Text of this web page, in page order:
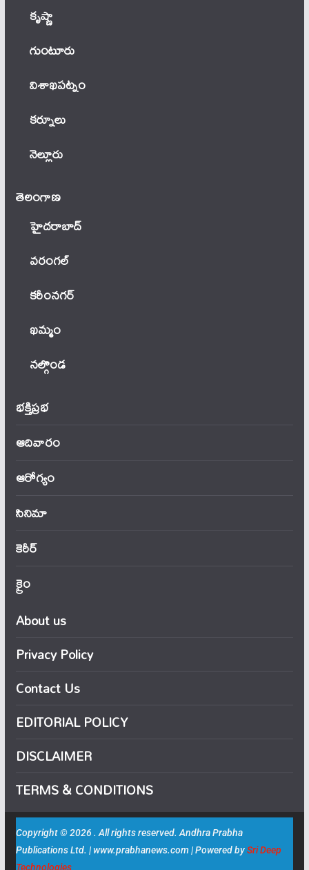
కృష్ణా
గుంటూరు
విశాఖపట్నం
కర్నూలు
నెల్లూరు
తెలంగాణ‌
హైదరాబాద్
వ‌రంగ‌ల్
కరీంనగర్
ఖ‌మ్మం
నల్గొండ
భక్తిప్రభ
ఆదివారం
ఆరోగ్యం
సినిమా
కెరీర్
క్రైం
About us
Privacy Policy
Contact Us
EDITORIAL POLICY
DISCLAIMER
TERMS & CONDITIONS
Copyright © 2026 . All rights reserved. Andhra Prabha
Publications Ltd. | www.prabhanews.com | Powered bySri Deep
Technologies